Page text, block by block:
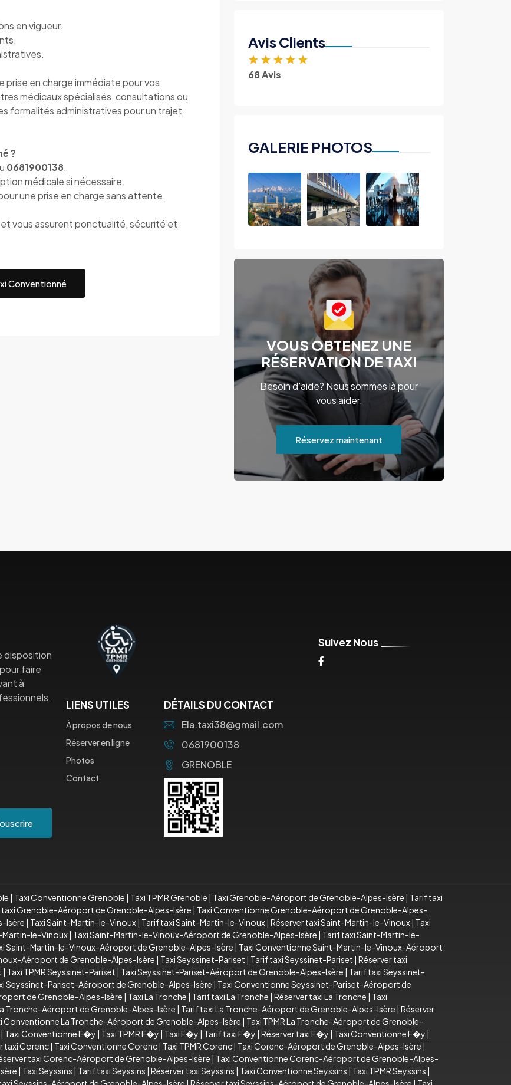
en vigueur.
prise en charge immédiate pour vos
médicaux spécialisés, consultations ou
formalités administratives pour un trajet
?
0681900138.
médicale si nécessaire.
une prise en charge sans attente.
vous assurent ponctualité, sécurité et
Conventionné
Avis Clients
★ ★ ★ ★ ★
68 Avis
GALERIE PHOTOS
VOUS OBTENEZ UNE
RÉSERVATION DE TAXI
Besoin d'aide? Nous sommes là pour
vous aider.
Réservez maintenant
disposition
faire
à
Suivez Nous
LIENS UTILES
À propos de nous
Réserver en ligne
Photos
Contact
DÉTAILS DU CONTACT
Ela.taxi38@gmail.com
0681900138
GRENOBLE
Taxi Conventionne Grenoble Taxi TPMR Grenoble Taxi Grenoble-Aéroport de Grenoble-Alpes-Isère
Tarif taxi
taxi Grenoble-Aéroport de Grenoble-Alpes-Isère
Taxi Conventionne Grenoble-Aéroport de Grenoble-Alpes-
Isère Taxi Saint-Martin-le-Vinoux Tarif taxi Saint-Martin-le-Vinoux Réserver taxi Saint-Martin-le-Vinoux Taxi
Martin-le-Vinoux Taxi Saint-Martin-le-Vinoux-Aéroport de Grenoble-Alpes-Isère
Tarif taxi Saint-Martin-le-
Saint-Martin-le-Vinoux-Aéroport de Grenoble-Alpes-Isère
Taxi Conventionne Saint-Martin-le-Vinoux-Aéroport
Aéroport de Grenoble-Alpes-Isère Taxi Seyssinet-Pariset Tarif taxi Seyssinet-Pariset Réserver taxi
Taxi TPMR Seyssinet-Pariset Taxi Seyssinet-Pariset-Aéroport de Grenoble-Alpes-Isère
Tarif taxi Seyssinet-
Seyssinet-Pariset-Aéroport de Grenoble-Alpes-Isère
Taxi Conventionne Seyssinet-Pariset-Aéroport de
de Grenoble-Alpes-Isère Taxi La Tronche Tarif taxi La Tronche Réserver taxi La Tronche
Taxi
Tronche-Aéroport de Grenoble-Alpes-Isère Tarif taxi La Tronche-Aéroport de Grenoble-Alpes-Isère Réserver
Conventionne La Tronche-Aéroport de Grenoble-Alpes-Isère
Taxi TPMR La Tronche-Aéroport de Grenoble-
Taxi Conventionne F�y Taxi TPMR F�y Taxi F�y Tarif taxi F�y Réserver taxi F�y Taxi Conventionne F�y
taxi Corenc Taxi Conventionne Corenc Taxi TPMR Corenc Taxi Corenc-Aéroport de Grenoble-Alpes-Isère
taxi Corenc-Aéroport de Grenoble-Alpes-Isère
Taxi Conventionne Corenc-Aéroport de Grenoble-Alpes-
Taxi Seyssins Tarif taxi Seyssins Réserver taxi Seyssins Taxi Conventionne Seyssins Taxi TPMR Seyssins